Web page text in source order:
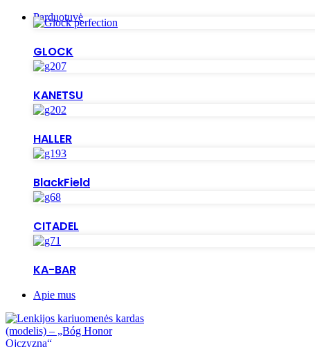
Parduotuvė
GLOCK
KANETSU
HALLER
BlackField
CITADEL
KA-BAR
Apie mus